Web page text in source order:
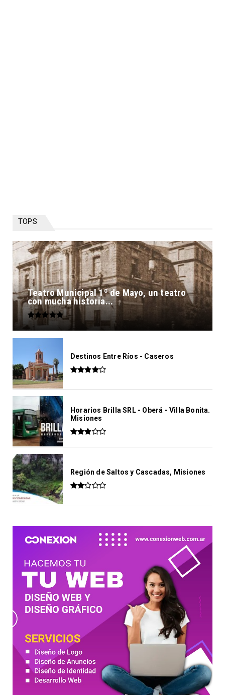
TOPS
Teatro Municipal 1º de Mayo, un teatro
con mucha historia...
Destinos Entre Ríos - Caseros
Horarios Brilla SRL - Oberá - Villa Bonita.
Misiones
Región de Saltos y Cascadas, Misiones